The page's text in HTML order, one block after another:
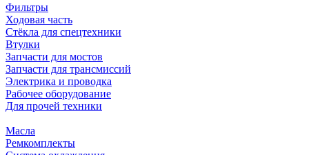
Фильтры
Ходовая часть
Стёкла для спецтехники
Втулки
Запчасти для мостов
Запчасти для трансмиссий
Электрика и проводка
Рабочее оборудование
Для прочей техники
Масла
Ремкомплекты